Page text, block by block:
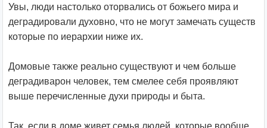
Увы, люди настолько оторвались от божьего мира и
деградировали духовно, что не могут замечать существ
которые по иерархии ниже их.
Домовые также реально существуют и чем больше
деградиварон человек, тем смелее себя проявляют
выше перечисленные духи природы и быта.
Так, если в доме живет семья людей, которые вообще